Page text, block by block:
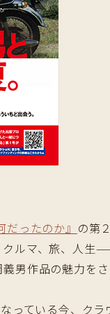
ったのか』 の第
ルマ、旅、人生
男作品の魅力を
ている今、クラ